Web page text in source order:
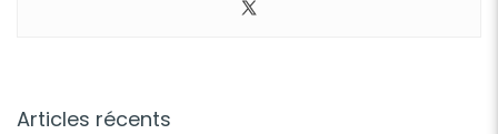
Articles récents